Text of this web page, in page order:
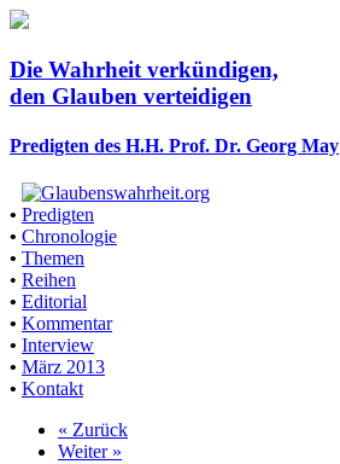
Die Wahrheit verkündigen,
den Glauben verteidigen
Predigten des H.H. Prof. Dr. Georg May
• Predigten
• Chronologie
• Themen
• Reihen
• Editorial
• Kommentar
• Interview
• März 2013
• Kontakt
« Zurück
Weiter »